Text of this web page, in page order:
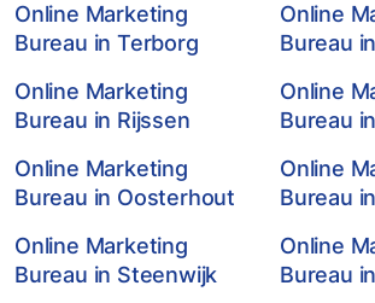
Online Marketing
Bureau in Terborg
Online
Bureau
Online Marketing
Bureau in Rijssen
Online
Bureau
Online Marketing
Bureau in Oosterhout
Online
Bureau
Online Marketing
Bureau in Steenwijk
Online
Bureau